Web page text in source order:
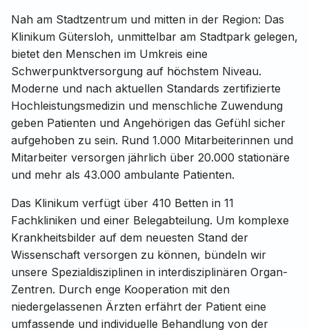
Nah am Stadtzentrum und mitten in der Region: Das
Klinikum Gütersloh, unmittelbar am Stadtpark gelegen,
bietet den Menschen im Umkreis eine
Schwerpunktversorgung auf höchstem Niveau.
Moderne und nach aktuellen Standards zertifizierte
Hochleistungsmedizin und menschliche Zuwendung
geben Patienten und Angehörigen das Gefühl sicher
aufgehoben zu sein. Rund 1.000 Mitarbeiterinnen und
Mitarbeiter versorgen jährlich über 20.000 stationäre
und mehr als 43.000 ambulante Patienten.
Das Klinikum verfügt über 410 Betten in 11
Fachkliniken und einer Belegabteilung. Um komplexe
Krankheitsbilder auf dem neuesten Stand der
Wissenschaft versorgen zu können, bündeln wir
unsere Spezialdisziplinen in interdisziplinären Organ-
Zentren. Durch enge Kooperation mit den
niedergelassenen Ärzten erfährt der Patient eine
umfassende und individuelle Behandlung von der